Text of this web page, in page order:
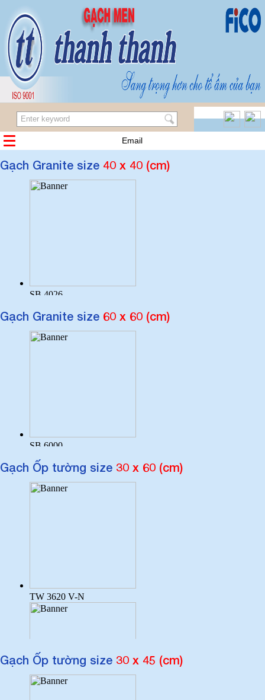
Email
Gạch Granite size 40 x 40 (cm)
Gạch Granite size 60 x 60 (cm)
Gạch Ốp tường size 30 x 60 (cm)
Gạch Ốp tường size 30 x 45 (cm)